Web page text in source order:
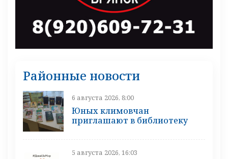
Районные новости
6 августа 2026, 8:00
Юных климовчан
приглашают в библиотеку
5 августа 2026, 16:03